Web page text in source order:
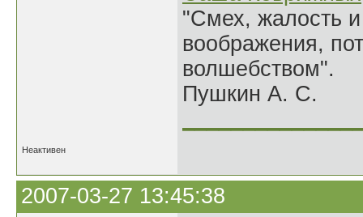
"Смех, жалость
воображения,
волшебством".
Пушкин А. С.
Неактивен
2007-03-27 13:45:38